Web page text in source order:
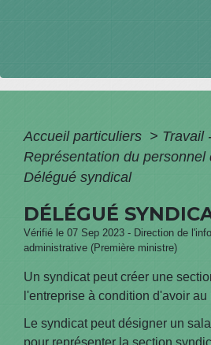
Accueil particuliers > Travail
Représentation du personnel
Délégué syndical
DÉLÉGUÉ
Vérifié le 07 Sep 2023 - Direction de
administrative (Première ministre)
Un syndicat peut créer une
l'entreprise à condition d'avoir
Le syndicat peut désigner un